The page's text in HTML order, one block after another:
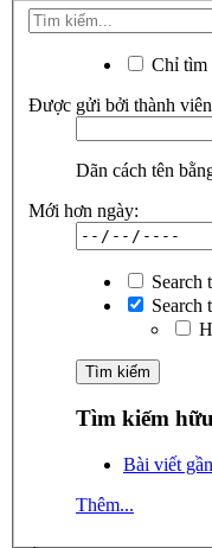
Chỉ tìm
Được gửi bởi thành
Dãn cách tên
Mới hơn ngày:
Search
Search
Tìm kiếm
Bài viết
Thêm...